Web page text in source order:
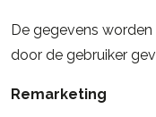
De gegevens
door de gebruiker
Remarketing